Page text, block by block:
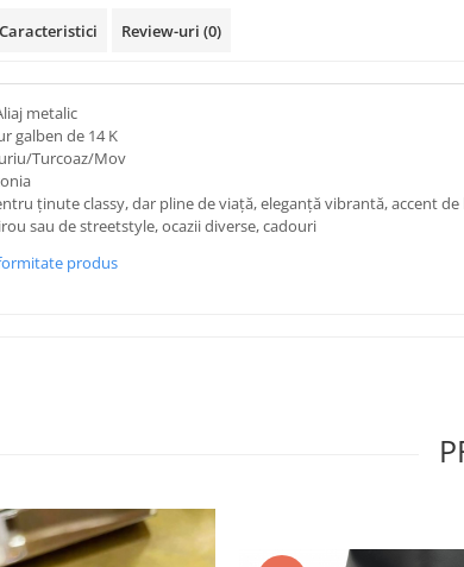
Caracteristici Review-uri (0)
metalic
galben de 14 K
Turcoaz/Mov
ținute classy, dar pline de viață, eleganță vibrantă, accent
sau de streetstyle, ocazii diverse, cadouri
produs